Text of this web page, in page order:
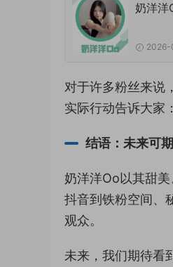
奶洋洋
对于许多粉丝来说
实际行动告诉大家
结语：未来可
奶洋洋Oo以其甜
抖音到铁粉空间、
观众。
未来，我们期待看